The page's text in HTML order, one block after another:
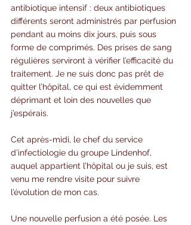
antibiotique intensif : deux antibiotiques
différents seront administrés par perfusion
pendant au moins dix jours, puis sous
forme de comprimés. Des prises de sang
régulières serviront à vérifier l’efficacité du
traitement. Je ne suis donc pas prêt de
quitter l’hôpital, ce qui est évidemment
déprimant et loin des nouvelles que
j’espérais.
Cet après-midi, le chef du service
d’infectiologie du groupe Lindenhof,
auquel appartient l’hôpital ou je suis, est
venu me rendre visite pour suivre
l’évolution de mon cas.
Une nouvelle perfusion a été posée. Les